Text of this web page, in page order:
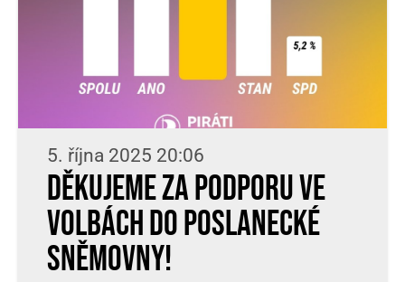
5. října 2025 20:06
Děkujeme za podporu ve
volbách do Poslanecké
sněmovny!